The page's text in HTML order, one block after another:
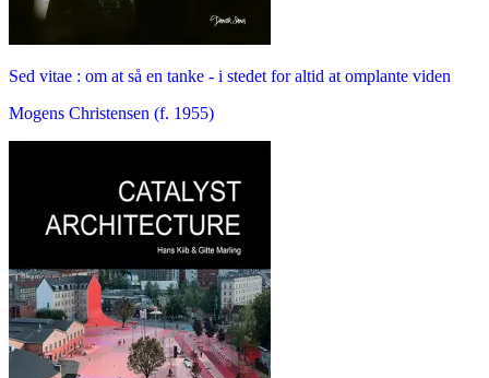
Sed vitae : om at så en tanke - i stedet for altid at omplante viden
Mogens Christensen (f. 1955)